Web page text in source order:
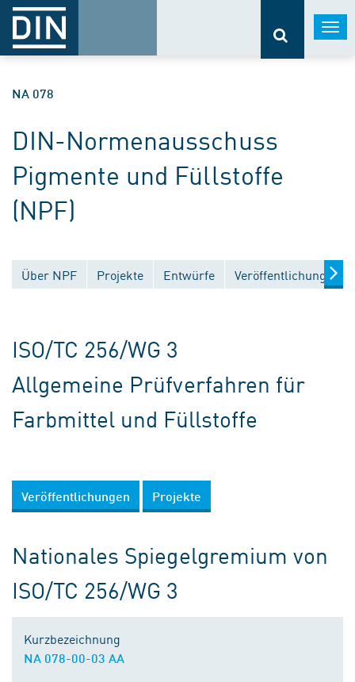
NA 078
DIN-Normenausschuss
Pigmente und Füllstoffe
(NPF)
Über NPF Projekte Entwürfe Veröffentlichungen
ISO/TC 256/WG 3
Allgemeine Prüfverfahren für
Farbmittel und Füllstoffe
Veröffentlichungen Projekte
Nationales Spiegelgremium von
ISO/TC 256/WG 3
Kurzbezeichnung
NA 078-00-03 AA